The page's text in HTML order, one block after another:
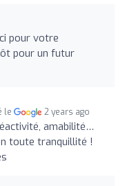
pour votre
pour un futur
le 2 years ago
amabilité…
toute tranquillité !